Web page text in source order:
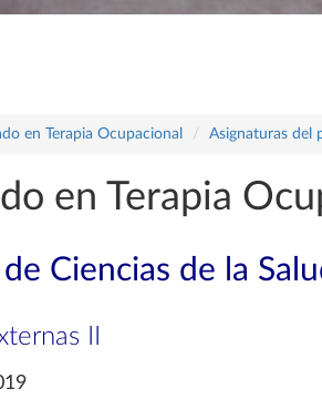
en Terapia Ocupacional Asignaturas del
en Terapia
Ciencias de la
II